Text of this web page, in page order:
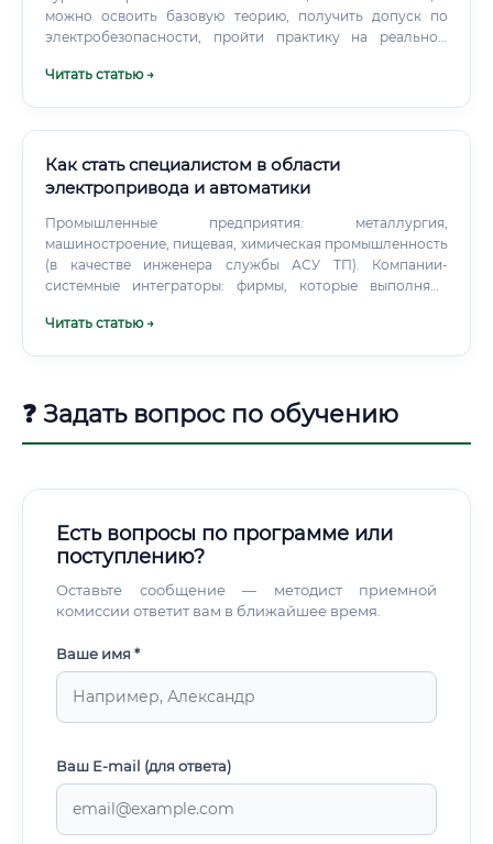
можно освоить базовую теорию, получить допуск по
электробезопасности, пройти практику на реальном
начального уровня с зарплатой 45 000 – 65 000 рублей.
Читать статью →
Как стать специалистом в области
электропривода и автоматики
Промышленные предприятия: металлургия,
машиностроение, пищевая, химическая промышленность
(в качестве инженера службы АСУ ТП). Компании-
системные интеграторы: фирмы, которые выполняют
заказчиков.
Читать статью →
❓ Задать вопрос по обучению
Есть вопросы по программе или
поступлению?
Оставьте сообщение — методист приемной
комиссии ответит вам в ближайшее время.
Ваше имя *
Ваш E-mail (для ответа)